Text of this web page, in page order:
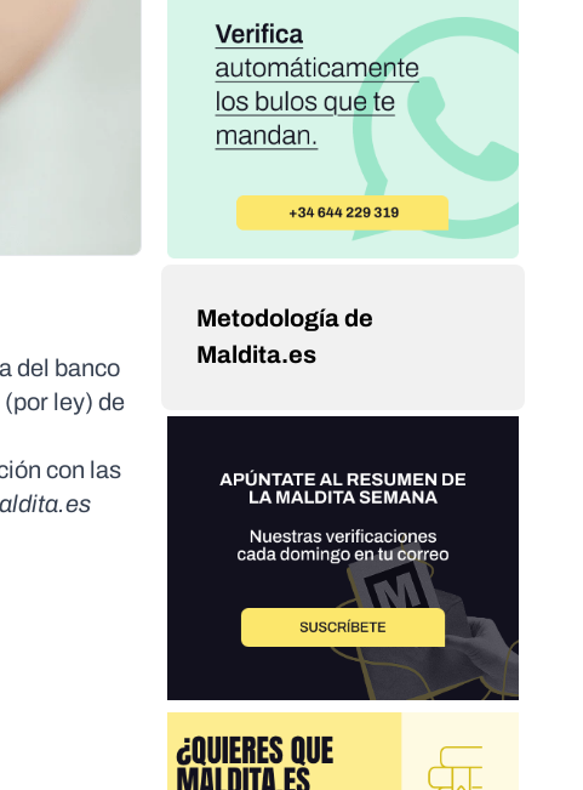
del banco
ley) de
con las
Metodología de
Maldita.es